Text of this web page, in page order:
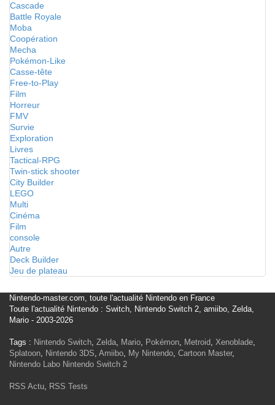
Cascade
Battle Royale
Moba
Coopération
Mecha
Pokémon-Like
Casse-tête
Free-to-Play
Film
Horreur
FMV
Survie
Exploration
Livres
Tactical-RPG
Twin-stick shooter
City Builder
LEGO
Multi
Cinéma
Film
console
Autre
Deck Builder
Jeu de plateau
Nintendo-master.com, toute l'actualité Nintendo en France
Toute l'actualité Nintendo : Switch, Nintendo Switch 2, amiibo, Zelda,
Mario - 2003-2026
Tags : Nintendo Switch, Zelda, Mario, Pokémon, Metroid, Xenoblade,
Splatoon, Nintendo 3DS, Amiibo, My Nintendo, Cartoon Master,
Nintendo Labo Nintendo Switch 2
RSS Actu, RSS Tests